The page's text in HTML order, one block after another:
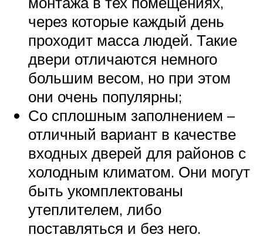
через которые каждый день
проходит масса людей. Такие
двери отличаются немного
большим весом, но при этом
они очень популярны;
Со сплошным заполнением –
отличный вариант в качестве
входных дверей для районов с
холодным климатом. Они могут
быть укомплектованы
утеплителем, либо
поставляться и без него.